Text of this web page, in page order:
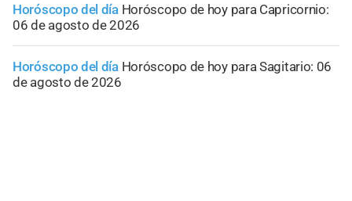
Horóscopo del día Horóscopo de hoy para Capricornio:
06 de agosto de 2026
Horóscopo del día Horóscopo de hoy para Sagitario: 06
de agosto de 2026